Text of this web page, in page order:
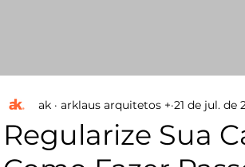
Regularize Sua
ak · arklaus arquitetos + 21 de jul. de